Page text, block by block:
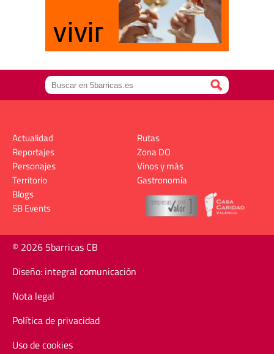
Actualidad
Reportajes
Personajes
Territorio
Rutas
Zona DO
Vinos y más
Gastronomía
Blogs
5B Events
© 2026 5barricas CB
Diseño: integral comunicación
Nota legal
Política de privacidad
Uso de cookies